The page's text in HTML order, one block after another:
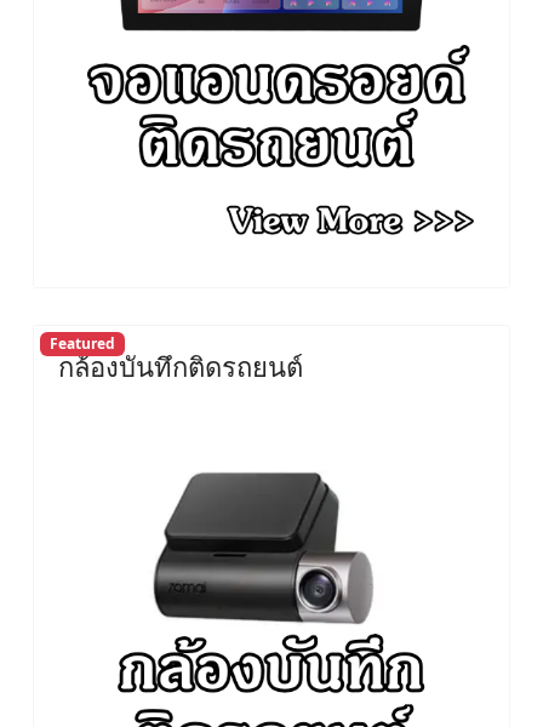
Featured
กล้องบันทึกติดรถยนต์